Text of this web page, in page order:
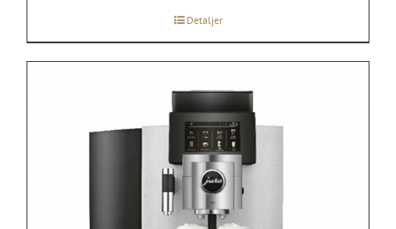
Detaljer